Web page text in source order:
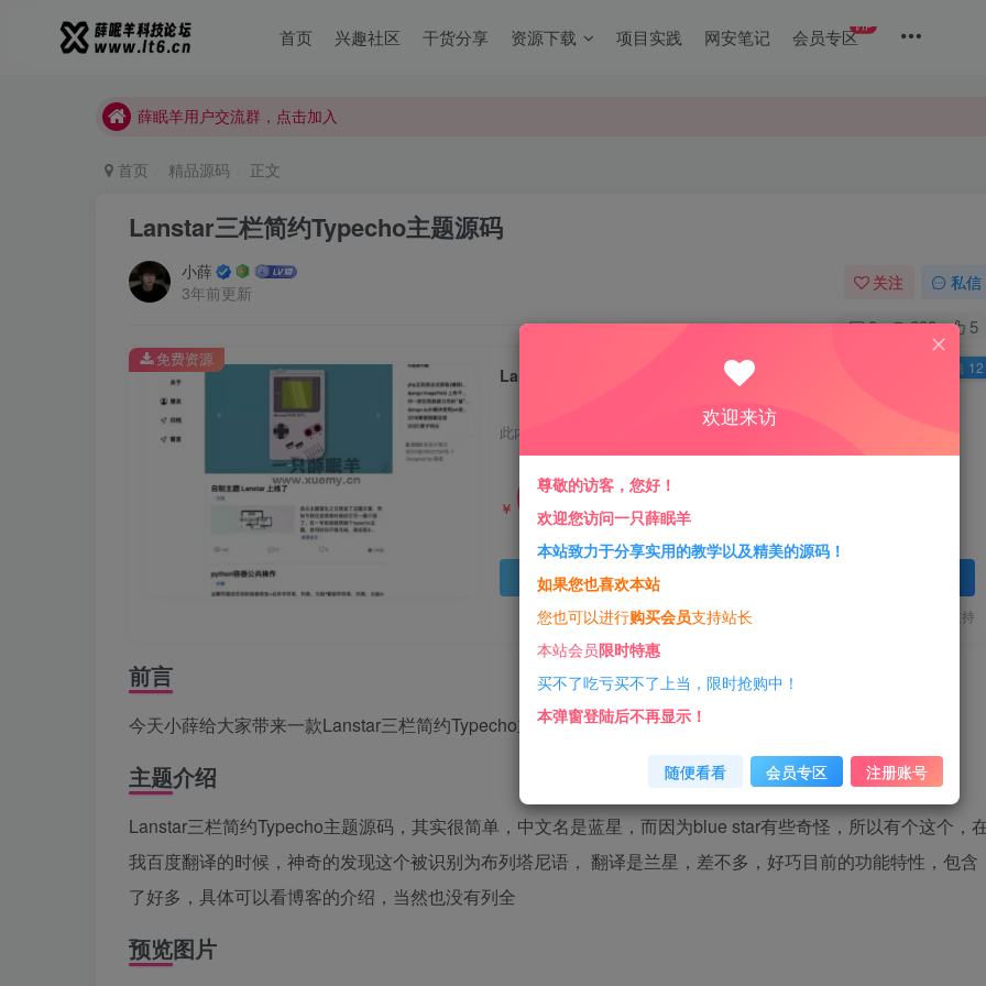
首页 兴趣社区 干货分享 资源下载 项目实践 网安笔记 会员专区VIP
薛眠羊用户交流群，点击加入
薛眠羊用户交流群，点击加入
首页 精品源码 正文
Lanstar三栏简约Typecho主题源码
小薛
3年前更新
关注 私信
0 238 5
Lanstar三栏简约Typecho主题源码
此内容为免费资源，请登录后查看
￥ 0 限时特惠
￥ 18.88
一经购买概不退款 代码提供技术支持
免费资源 已售 12
前言
今天小薛给大家带来一款Lanstar三栏简约Typecho主题源码
主题介绍
Lanstar三栏简约Typecho主题源码，其实很简单，中文名是蓝星，而因为blue star有些奇怪，所以有个这个，
我百度翻译的时候，神奇的发现这个被识别为布列塔尼语， 翻译是兰星，差不多，好巧目前的功能特性，包含
了好多，具体可以看博客的介绍，当然也没有列全
预览图片
欢迎来访
尊敬的访客，您好！
欢迎您访问一只薛眠羊
本站致力于分享实用的教学以及精美的源码！
如果您也喜欢本站
您也可以进行购买会员支持站长
本站会员限时特惠
买不了吃亏买不了上当，限时抢购中！
本弹窗登陆后不再显示！
随便看看 会员专区 注册账号